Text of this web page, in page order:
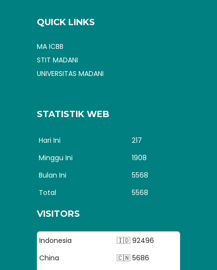
QUICK LINKS
MA ICBB
STIT MADANI
UNIVERSITAS MADANI
STATISTIK WEB
Hari Ini
217
Minggu Ini
1908
Bulan Ini
5568
Total
5568
VISITORS
Indonesia
🇮🇩 92496
China
🇨🇳 5686